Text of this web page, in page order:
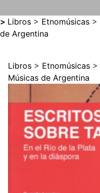
> Libros > Etnomúsicas >
de Argentina
Libros > Etnomúsicas >
Músicas de Argentina